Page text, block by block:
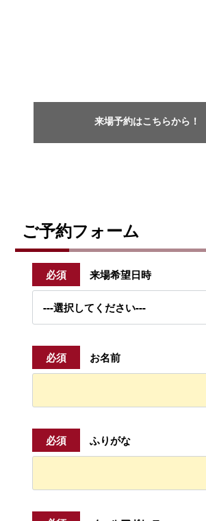
来場予約はこちらから！
ご予約フォーム
必須 来場希望日時
必須 お名前
必須 ふりがな